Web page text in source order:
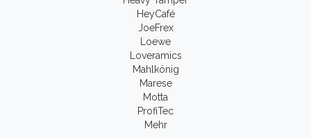
HeyCafé
JoeFrex
Loewe
Loveramics
Mahlkönig
Marese
Motta
ProfiTec
Mehr